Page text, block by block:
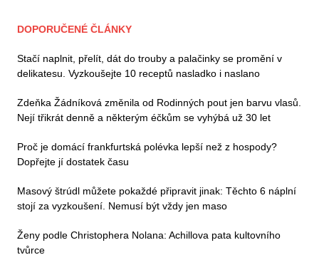
DOPORUČENÉ ČLÁNKY
Stačí naplnit, přelít, dát do trouby a palačinky se promění v
delikatesu. Vyzkoušejte 10 receptů nasladko i naslano
Zdeňka Žádníková změnila od Rodinných pout jen barvu vlasů.
Nejí třikrát denně a některým éčkům se vyhýbá už 30 let
Proč je domácí frankfurtská polévka lepší než z hospody?
Dopřejte jí dostatek času
Masový štrúdl můžete pokaždé připravit jinak: Těchto 6 náplní
stojí za vyzkoušení. Nemusí být vždy jen maso
Ženy podle Christophera Nolana: Achillova pata kultovního
tvůrce